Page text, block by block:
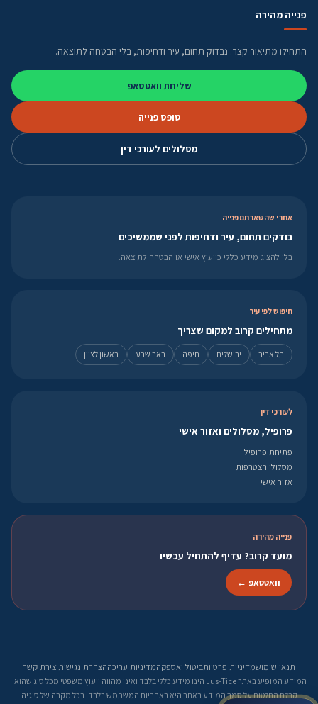
פנייה מהירה
התחילו מתיאור קצר. נבדוק תחום, עיר ודחיפות, בלי הבטחה לתוצאה.
שליחת וואטסאפ
טופס פנייה
מסלולים לעורכי דין
אחרי שהשארתם פנייה
בודקים תחום, עיר ודחיפות לפני שממשיכים
בלי להציג מידע כללי כייעוץ אישי או הבטחה לתוצאה.
חיפוש לפי עיר
מתחילים קרוב למקום שצריך
תל אביב ירושלים חיפה באר שבע ראשון לציון
לעורכי דין
פרופיל, מסלולים ואזור אישי
פתיחת פרופיל
מסלולי הצטרפות
אזור אישי
פנייה מהירה
מועד קרוב? עדיף להתחיל עכשיו
וואטסאפ ←
תנאי שימושמדיניות פרטיותביטול ואספקהמדיניות עריכההצהרת נגישותיצירת קשר
המידע המופיע באתר Jus-Tice הינו מידע כללי בלבד ואינו מהווה ייעוץ משפטי מכל סוג שהוא.
קבלת החלטות על סמך המידע באתר היא באחריות המשתמש בלבד. בכל מקרה של סוגיה